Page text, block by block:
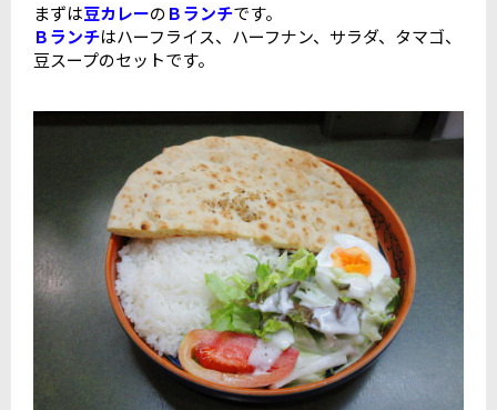
まずは豆カレーのＢランチです。
Ｂランチはハーフライス、ハーフナン、サラダ、タマゴ、
豆スープのセットです。